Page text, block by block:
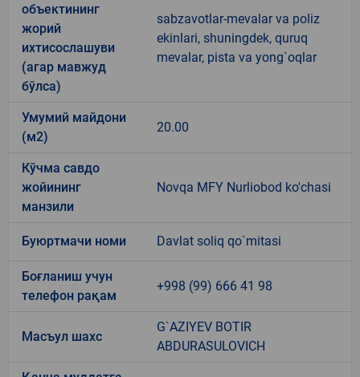
объектининг
жорий
ихтисослашуви
(агар мавжуд
бўлса)
sabzavotlar-mevalar va poliz
ekinlari, shuningdek, quruq
mevalar, pista va yong`oqlar
Умумий майдони
(м2)
20.00
Кўчма савдо
жойининг
манзили
Novqa MFY Nurliobod ko'chasi
Буюртмачи номи Davlat soliq qo`mitasi
Боғланиш учун
телефон рақам
+998 (99) 666 41 98
Масъул шахс
G`AZIYEV BOTIR
ABDURASULOVICH